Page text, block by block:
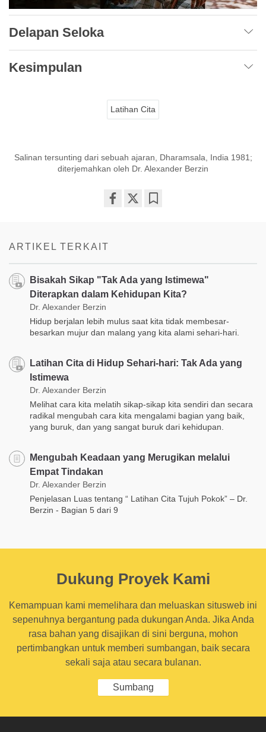
Delapan Seloka
Kesimpulan
Latihan Cita
Salinan tersunting dari sebuah ajaran, Dharamsala, India 1981;
diterjemahkan oleh Dr. Alexander Berzin
ARTIKEL TERKAIT
Bisakah Sikap "Tak Ada yang Istimewa"
Diterapkan dalam Kehidupan Kita?
Dr. Alexander Berzin
Hidup berjalan lebih mulus saat kita tidak membesar-
besarkan mujur dan malang yang kita alami sehari-hari.
Latihan Cita di Hidup Sehari-hari: Tak Ada yang
Istimewa
Dr. Alexander Berzin
Melihat cara kita melatih sikap-sikap kita sendiri dan secara
radikal mengubah cara kita mengalami bagian yang baik,
yang buruk, dan yang sangat buruk dari kehidupan.
Mengubah Keadaan yang Merugikan melalui
Empat Tindakan
Dr. Alexander Berzin
Penjelasan Luas tentang “ Latihan Cita Tujuh Pokok” – Dr.
Berzin - Bagian 5 dari 9
Dukung Proyek Kami
Kemampuan kami memelihara dan meluaskan situsweb ini
sepenuhnya bergantung pada dukungan Anda. Jika Anda
rasa bahan yang disajikan di sini berguna, mohon
pertimbangkan untuk memberi sumbangan, baik secara
sekali saja atau secara bulanan.
Sumbang